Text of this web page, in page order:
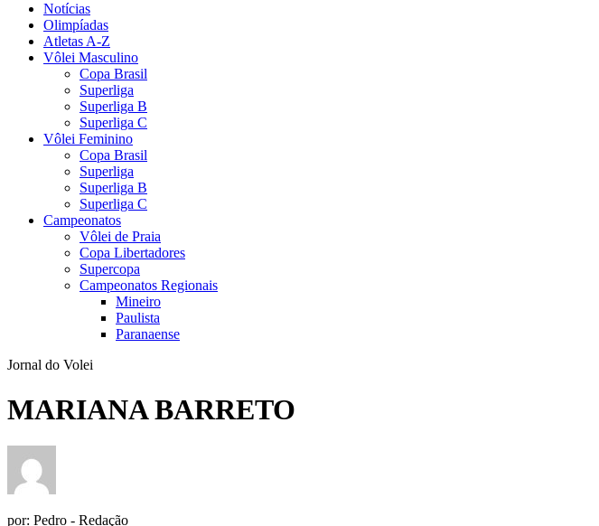
Notícias
Olimpíadas
Atletas A-Z
Vôlei Masculino
Copa Brasil
Superliga
Superliga B
Superliga C
Vôlei Feminino
Copa Brasil
Superliga
Superliga B
Superliga C
Campeonatos
Vôlei de Praia
Copa Libertadores
Supercopa
Campeonatos Regionais
Mineiro
Paulista
Paranaense
Jornal do Volei
MARIANA BARRETO
por: Pedro - Redação